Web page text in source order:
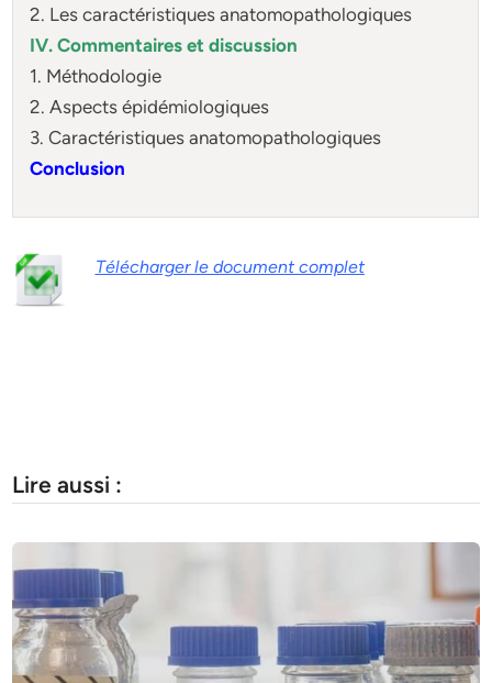
2. Les caractéristiques anatomopathologiques
IV. Commentaires et discussion
1. Méthodologie
2. Aspects épidémiologiques
3. Caractéristiques anatomopathologiques
Conclusion
Télécharger le document complet
Lire aussi :